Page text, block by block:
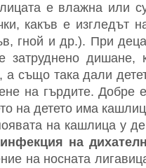
е влажна или
какъв е изгледът
гной и др.). При
дишане,
а също така дали
на гърдите.
на детето има
на кашлица у
на
на носната